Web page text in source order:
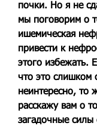
почки. Но я не
мы поговорим о
ишемическая
привести к
этого избежать.
что это слишком
неинтересно, то
расскажу вам о
загадочные силы